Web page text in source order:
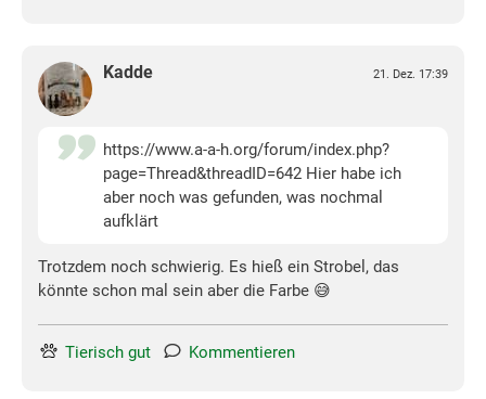
Kadde 21. Dez. 17:39
https://www.a-a-h.org/forum/index.php?
page=Thread&threadID=642 Hier habe ich
aber noch was gefunden, was nochmal
aufklärt
Trotzdem noch schwierig. Es hieß ein Strobel, das
könnte schon mal sein aber die Farbe 😅
Tierisch gut Kommentieren